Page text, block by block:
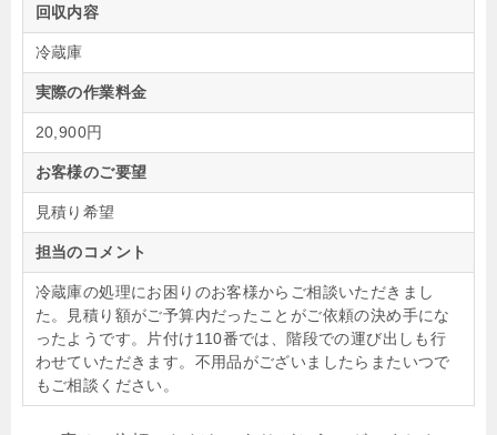
回収内容
冷蔵庫
実際の作業料金
20,900円
お客様のご要望
見積り希望
担当のコメント
冷蔵庫の処理にお困りのお客様からご相談いただきまし
た。見積り額がご予算内だったことがご依頼の決め手にな
ったようです。片付け110番では、階段での運び出しも行
わせていただきます。不用品がございましたらまたいつで
もご相談ください。